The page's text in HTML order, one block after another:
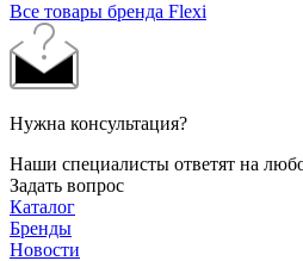
Все товары бренда Flexi
Нужна консультация?
Наши специалисты ответят на
Задать вопрос
Каталог
Бренды
Новости